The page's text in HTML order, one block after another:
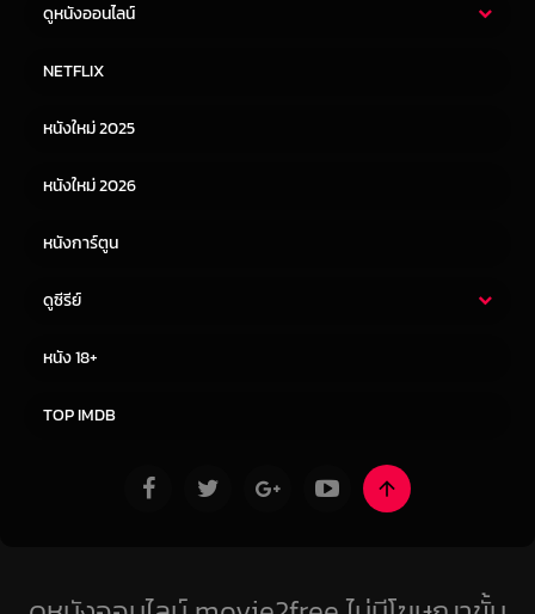
ดูหนังออนไลน์
หนังจีน
NETFLIX
หนังใหม่ 2025
หนังใหม่ 2026
หนังการ์ตูน
ดูซีรีย์
หนัง 18+
TOP IMDB